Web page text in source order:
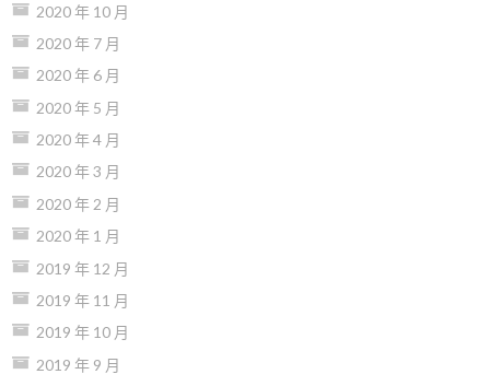
2020 年 10 月
2020 年 7 月
2020 年 6 月
2020 年 5 月
2020 年 4 月
2020 年 3 月
2020 年 2 月
2020 年 1 月
2019 年 12 月
2019 年 11 月
2019 年 10 月
2019 年 9 月